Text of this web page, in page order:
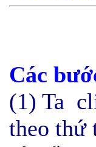
Các
(1) Ta
theo thứ